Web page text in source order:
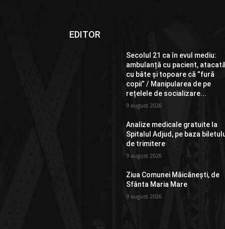
EDITOR
Secolul 21 ca în evul mediu:
ambulanță cu pacient,
cu bâte și topoare că ”fură
copii” / Manipularea de pe
rețelele de socializare...
9 august 2026
Analize medicale gratuite la
Spitalul Adjud, pe baza
de trimitere
9 august 2026
Ziua Comunei Măicănești, de
Sfânta Maria Mare
9 august 2026